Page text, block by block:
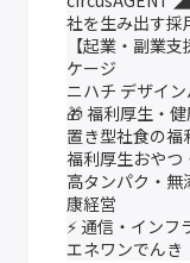
社を生み出す
【起業・副業
ケージ
ニハチ デザイ
🎁 福利厚生・
置き型社食の
福利厚生おやつ
高タンパク・
康経営
⚡️ 通信・インフ
エネワンでん